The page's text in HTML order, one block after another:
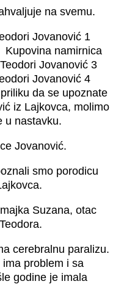
na svemu.
da se upoznate
iz Lajkovca, molimo
u nastavku.
Jovanović.
smo porodicu
Suzana, otac
cerebralnu paralizu.
problem i sa
godine je imala